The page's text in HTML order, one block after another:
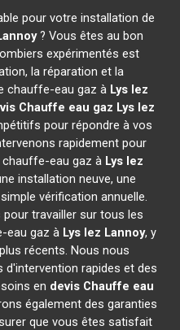
pour votre installation de
? Vous êtes au bon
expérimentés est
la réparation et la
chauffe-eau gaz à Lys lez
Chauffe eau gaz Lys lez
pour répondre à vos
rapidement pour
eau gaz à Lys lez
installation neuve, une
vérification annuelle.
travailler sur tous les
eau gaz à Lys lez Lannoy, y
récents. Nous nous
d'intervention rapides et des
en devis Chauffe eau
également des garanties
que vous êtes satisfait